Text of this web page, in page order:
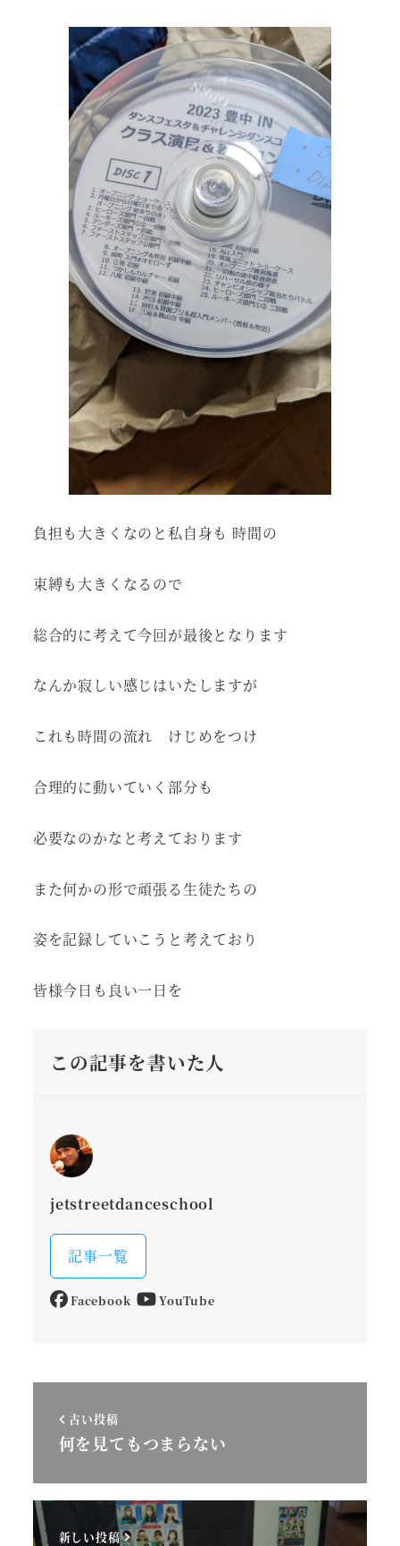
負担も大きくなのと私自身も 時間の
束縛も大きくなるので
総合的に考えて今回が最後となります
なんか寂しい感じはいたしますが
これも時間の流れ けじめをつけ
合理的に動いていく部分も
必要なのかなと考えております
また何かの形で頑張る生徒たちの
姿を記録していこうと考えており
皆様今日も良い一日を
この記事を書いた人
jetstreetdanceschool
記事一覧
Facebook YouTube
古い投稿
何を見てもつまらない
新しい投稿